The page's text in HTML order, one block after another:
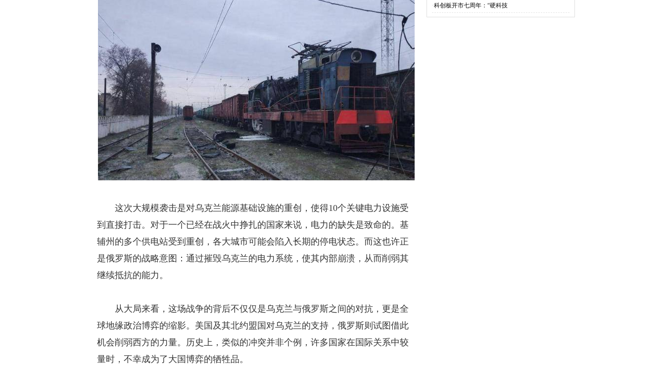
这次大规模袭击是对乌克兰能源基础设施的重创，使得10个关键电力设施受
到直接打击。对于一个已经在战火中挣扎的国家来说，电力的缺失是致命的。基
辅州的多个供电站受到重创，各大城市可能会陷入长期的停电状态。而这也许正
是俄罗斯的战略意图：通过摧毁乌克兰的电力系统，使其内部崩溃，从而削弱其
继续抵抗的能力。
从大局来看，这场战争的背后不仅仅是乌克兰与俄罗斯之间的对抗，更是全
球地缘政治博弈的缩影。美国及其北约盟国对乌克兰的支持，俄罗斯则试图借此
机会削弱西方的力量。历史上，类似的冲突并非个例，许多国家在国际关系中较
量时，不幸成为了大国博弈的牺牲品。
·科创板开市七周年：“硬科技